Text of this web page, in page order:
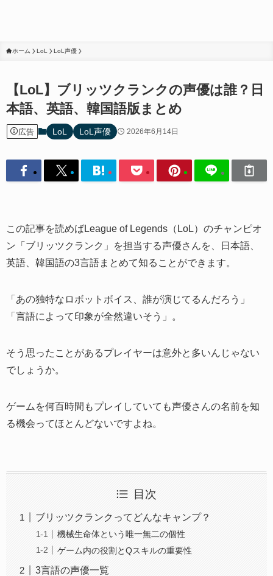
ホーム LoL LoL声優
【LoL】ブリッツクランクの声優は誰？日
本語、英語、韓国語版まとめ
広告 LoL LoL声優 2026年6月14日
この記事を読めばLeague of Legends（LoL）のチャンピオ
ン「ブリッツクランク」を担当する声優さんを、日本語、
英語、韓国語の3言語まとめて知ることができます。
「あの独特なロボットボイス、誰が演じてるんだろう」
「言語によって印象が全然違いそう」。
そう思ったことがあるプレイヤーは意外と多いんじゃない
でしょうか。
ゲームを何百時間もプレイしていても声優さんの名前を知
る機会ってほとんどないですよね。
目次
ブリッツクランクってどんなキャンプ？
機械生命体という唯一無二の個性
ゲーム内の役割とQスキルの重要性
3言語の声優一覧